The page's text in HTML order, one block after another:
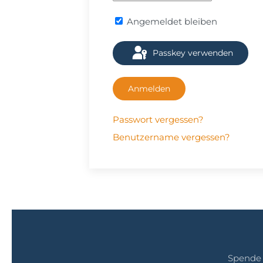
Angemeldet bleiben
Passkey verwenden
Anmelden
Passwort vergessen?
Benutzername vergessen?
Spende